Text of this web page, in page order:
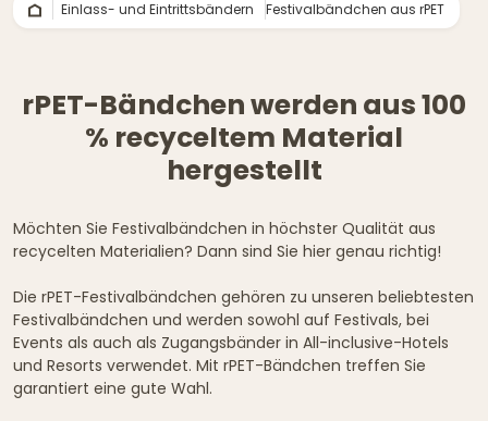
Einlass- und Eintrittsbändern Festivalbändchen aus rPET
rPET-Bändchen werden aus 100
% recyceltem Material
hergestellt
Möchten Sie Festivalbändchen in höchster Qualität aus
recycelten Materialien? Dann sind Sie hier genau richtig!
Die rPET-Festivalbändchen gehören zu unseren beliebtesten
Festivalbändchen und werden sowohl auf Festivals, bei
Events als auch als Zugangsbänder in All-inclusive-Hotels
und Resorts verwendet. Mit rPET-Bändchen treffen Sie
garantiert eine gute Wahl.